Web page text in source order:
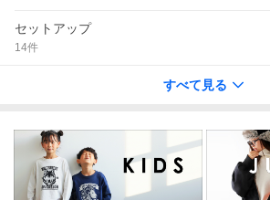
セットアップ
14件
すべて見る